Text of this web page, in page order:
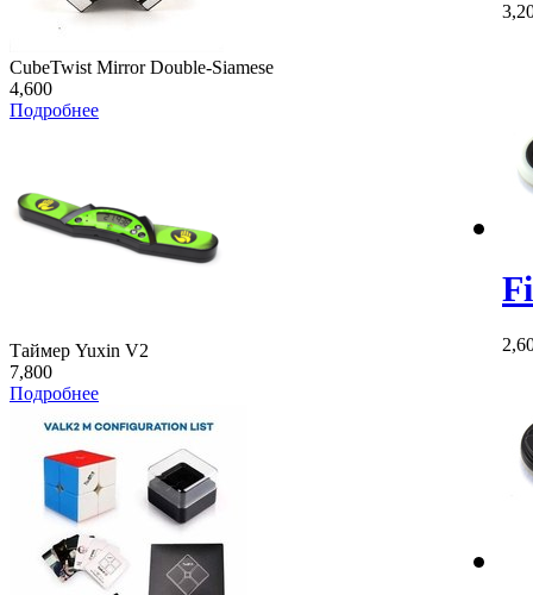
CubeTwist Mirror Double-Siamese
4,600
Подробнее
Таймер Yuxin V2
7,800
Подробнее